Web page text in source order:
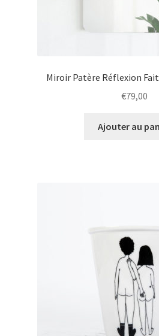
Miroir Patère Réflexion
€79,00
Ajouter au